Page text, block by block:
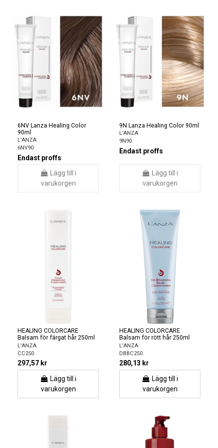
6NV Lanza Healing Color
90ml
L'ANZA
6NV90
Endast proffs
Lägg till i
varukorgen
9N Lanza Healing Color 90ml
L'ANZA
9N90
Endast proffs
Lägg till i
varukorgen
HEALING COLORCARE
Balsam för färgat hår 250ml
L'ANZA
CC250
297,57 kr
Lägg till i
varukorgen
HEALING COLORCARE
Balsam för rött hår 250ml
L'ANZA
DBBC250
280,13 kr
Lägg till i
varukorgen